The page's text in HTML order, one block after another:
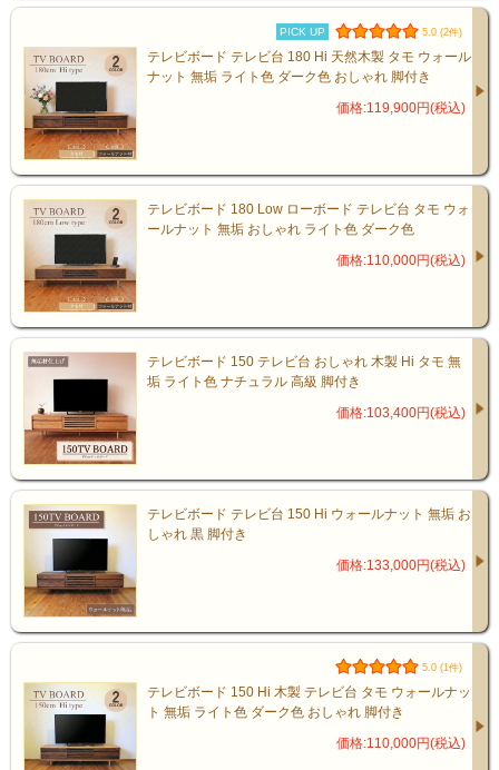
“見せない収納”で生活感を抑えた空間に。
中央の格子戸からはリモコン操作も可能
で、デザイン性と利便性を兼ね備えていま
す。
本体カラーは2色からお選びくださ
い。
PICK UP 5.0 (2件)
テレビボード テレビ台 180 Hi 天然木製 タモ ウォール
ナット 無垢 ライト色 ダーク色 おしゃれ 脚付き
価格:119,900円(税込)
テレビボード 180 Low ローボード テレビ台 タモ ウォ
ールナット 無垢 おしゃれ ライト色 ダーク色
価格:110,000円(税込)
テレビボード 150 テレビ台 おしゃれ 木製 Hi タモ 無
垢 ライト色 ナチュラル 高級 脚付き
価格:103,400円(税込)
テレビボード テレビ台 150 Hi ウォールナット 無垢 お
しゃれ 黒 脚付き
価格:133,000円(税込)
5.0 (1件)
テレビボード 150 Hi 木製 テレビ台 タモ ウォールナッ
ト 無垢 ライト色 ダーク色 おしゃれ 脚付き
価格:110,000円(税込)